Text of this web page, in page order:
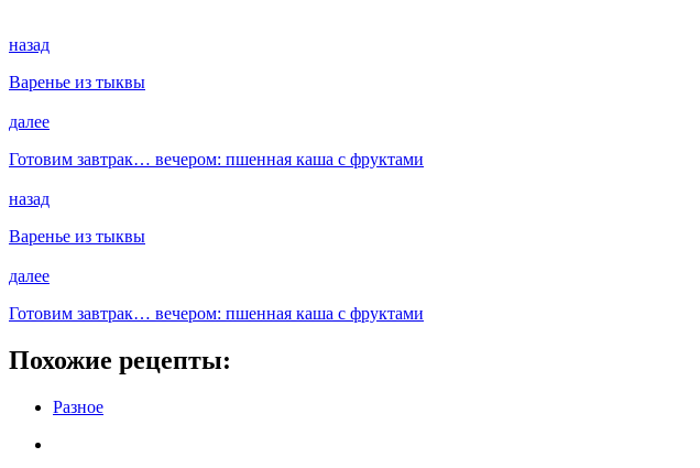
назад
Варенье из тыквы
далее
Готовим завтрак… вечером: пшенная каша с фруктами
назад
Варенье из тыквы
далее
Готовим завтрак… вечером: пшенная каша с фруктами
Похожие рецепты:
Разное